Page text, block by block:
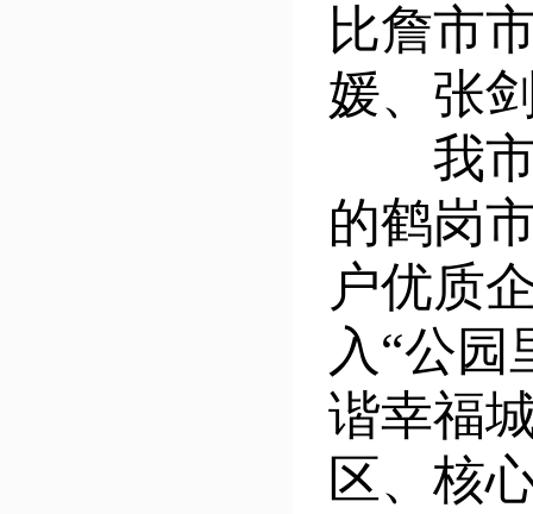
比詹市
媛、张
我市
的鹤岗
户优质
入“公
谐幸福
区、核